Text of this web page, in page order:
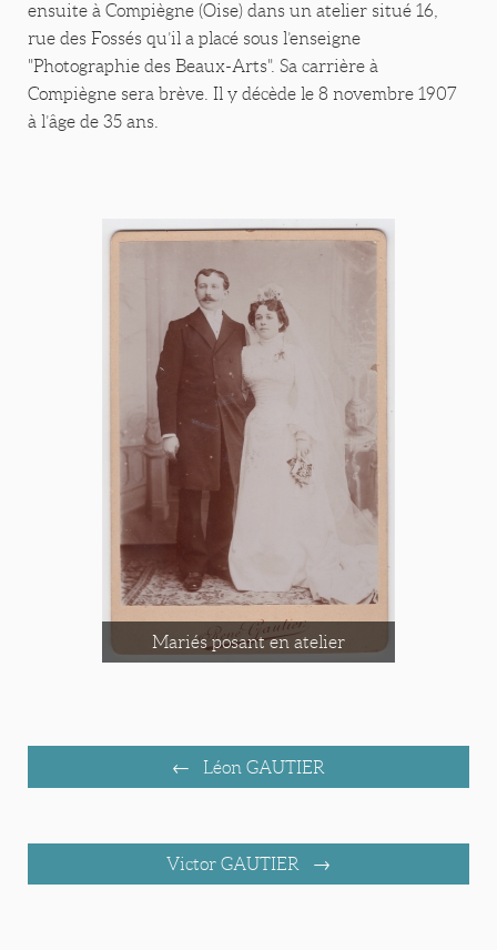
ensuite à Compiègne (Oise) dans un atelier situé 16,
rue des Fossés qu’il a placé sous l’enseigne
"Photographie des Beaux-Arts". Sa carrière à
Compiègne sera brève. Il y décède le 8 novembre 1907
à l’âge de 35 ans.
Mariés posant en atelier
Léon GAUTIER
Victor GAUTIER